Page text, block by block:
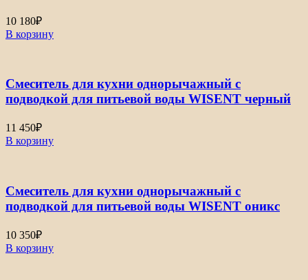
10 180₽
В корзину
Смеситель для кухни однорычажный с
подводкой для питьевой воды WISENT черный
11 450₽
В корзину
Смеситель для кухни однорычажный с
подводкой для питьевой воды WISENT оникс
10 350₽
В корзину